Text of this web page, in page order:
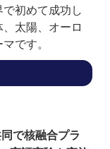
初めて成功し
太陽、オーロ
です。
で核融合プラ